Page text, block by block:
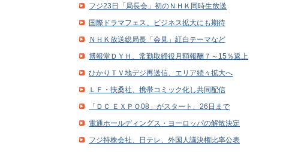
フジ23日「局長会」初のＮＨＫ同時生放送
国際ドラマフェス、ビジネス拡大にも期待
ＮＨＫ放送総局長「会見」紅白テーマなど
博報堂ＤＹＨ、常勤取締役月額報酬７～15％返上
ひかりＴＶ地デジ再送信、エリア続々拡大へ
ＬＦ・扶桑社、携帯コミック化し共同配信
「ＤＣ ＥＸＰＯ08」がスタート、26日まで
電通ホールディングス・ヨーロッパの解散決定
フジ持株会社、日テレ、外国人議決権比率公表